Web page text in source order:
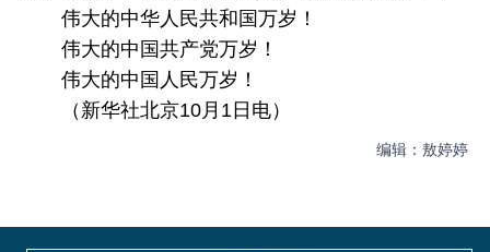
伟大的中华人民共和国万岁！
伟大的中国共产党万岁！
伟大的中国人民万岁！
（新华社北京10月1日电）
编辑：敖婷婷